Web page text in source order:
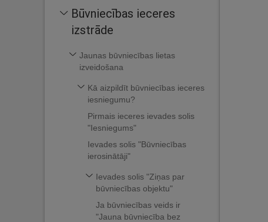
Būvniecības ieceres
izstrāde
Jaunas būvniecības lietas
izveidošana
Kā aizpildīt būvniecības ieceres
iesniegumu?
Pirmais ieceres ievades solis
"Iesniegums"
Ievades solis "Būvniecības
ierosinātāji"
Ievades solis "Ziņas par
būvniecības objektu"
Ja būvniecības veids ir
"Jauna būvniecība bez